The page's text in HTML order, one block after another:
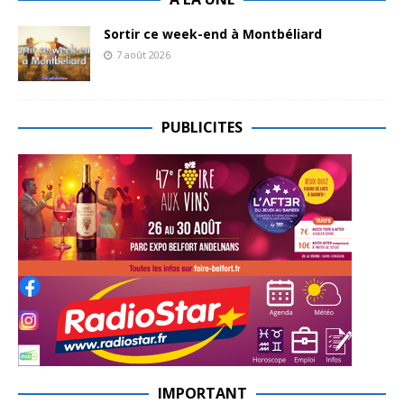
Sortir ce week-end à Montbéliard
7 août 2026
PUBLICITES
IMPORTANT